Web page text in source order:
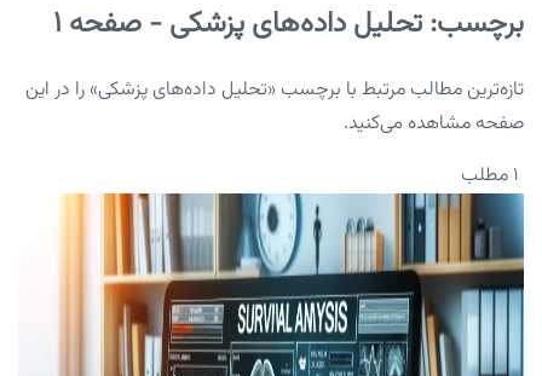
برچسب: تحلیل داده‌های پزشکی - صفحه 1
تازه‌ترین مطالب مرتبط با برچسب «تحلیل داده‌های پزشکی» را در این
صفحه مشاهده می‌کنید.
۱ مطلب